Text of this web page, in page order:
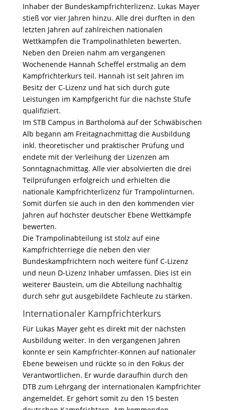
Inhaber der Bundeskampfrichterlizenz. Lukas Mayer
stieß vor vier Jahren hinzu. Alle drei durften in den
letzten Jahren auf zahlreichen nationalen
Wettkämpfen die Trampolinathleten bewerten.
Neben den Dreien nahm am vergangenen
Wochenende Hannah Scheffel erstmalig an dem
Kampfrichterkurs teil. Hannah ist seit Jahren im
Besitz der C-Lizenz und hat sich durch gute
Leistungen im Kampfgericht für die nächste Stufe
qualifiziert.
Im STB Campus in Bartholomä auf der Schwäbischen
Alb begann am Freitagnachmittag die Ausbildung
inkl. theoretischer und praktischer Prüfung und
endete mit der Verleihung der Lizenzen am
Sonntagnachmittag. Alle vier absolvierten die drei
Teilprüfungen erfolgreich und erhielten die
nationale Kampfrichterlizenz für Trampolinturnen.
Somit dürfen sie auch in den den kommenden vier
Jahren auf höchster deutscher Ebene Wettkämpfe
bewerten.
Die Trampolinabteilung ist stolz auf eine
Kampfrichterriege die neben den vier
Bundeskampfrichtern noch weitere fünf C-Lizenz
und neun D-Lizenz Inhaber umfassen. Dies ist ein
weiterer Baustein, um die Abteilung nachhaltig
durch sehr gut ausgebildete Fachleute zu stärken.
Internationaler Kampfrichterkurs
Für Lukas Mayer geht es direkt mit der nächsten
Ausbildung weiter. In den vergangenen Jahren
konnte er sein Kampfrichter-Können auf nationaler
Ebene beweisen und rückte so in den Fokus der
Verantwortlichen. Er wurde daraufhin durch den
DTB zum Lehrgang der internationalen Kampfrichter
angemeldet. Er gehört somit zu den 15 besten